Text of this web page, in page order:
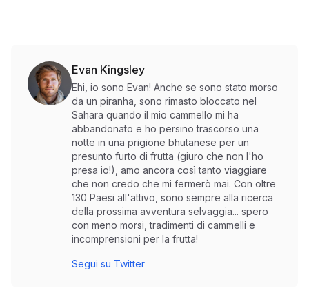
Evan Kingsley
Ehi, io sono Evan! Anche se sono stato morso
da un piranha, sono rimasto bloccato nel
Sahara quando il mio cammello mi ha
abbandonato e ho persino trascorso una
notte in una prigione bhutanese per un
presunto furto di frutta (giuro che non l'ho
presa io!), amo ancora così tanto viaggiare
che non credo che mi fermerò mai. Con oltre
130 Paesi all'attivo, sono sempre alla ricerca
della prossima avventura selvaggia... spero
con meno morsi, tradimenti di cammelli e
incomprensioni per la frutta!
Segui su Twitter